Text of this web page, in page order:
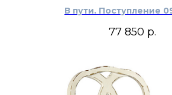
В пути. Поступление
77 850 р.